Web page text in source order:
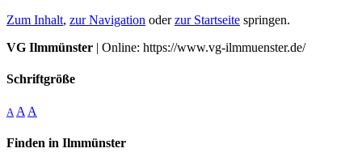
Zum Inhalt, zur Navigation oderzur Startseite springen.
VG Ilmmünster | Online: https://www.vg-ilmmuenster.de/
Schriftgröße
A A A
Finden in Ilmmünster